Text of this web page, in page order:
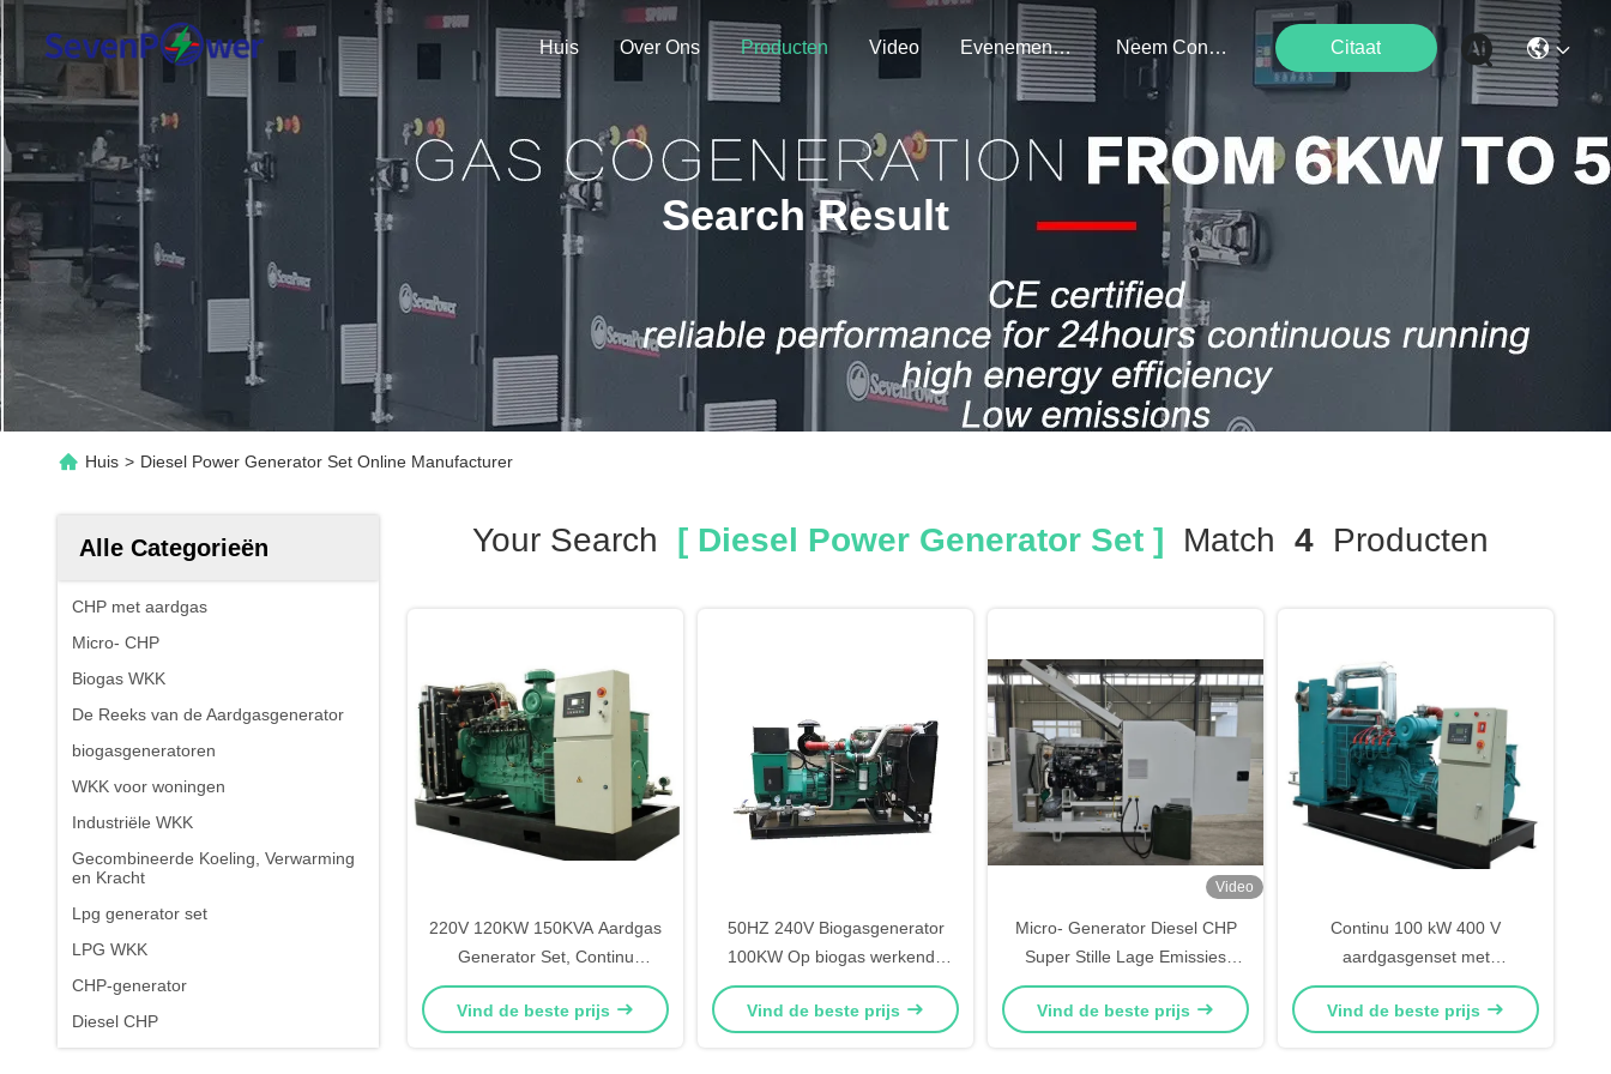
Huis Over Ons Producten Video Evenementen Neem Contact Met Ons Op Citaat
Search Result
Huis > Diesel Power Generator Set Online Manufacturer
Alle Categorieën
CHP met aardgas
Micro- CHP
Biogas WKK
De Reeks van de Aardgasgenerator
biogasgeneratoren
WKK voor woningen
Industriële WKK
Gecombineerde Koeling, Verwarming
en Kracht
Lpg generator set
LPG WKK
CHP-generator
Diesel CHP
Your Search [ Diesel Power Generator Set ] Match 4 Producten
220V 120KW 150KVA Aardgas
Generator Set, Continu
Vermogen Aardgas Generator
Vind de beste prijs
50HZ 240V Biogasgenerator
100KW Op biogas werkende
generator Open type
Afstandsbediening
Vind de beste prijs
Video
Micro- Generator Diesel CHP
Super Stille Lage Emissies
20KW 25KVA
Vind de beste prijs
Continu 100 kW 400 V
aardgasgenset met
waterkoeling omgezet in
CUMMINS-motor
Vind de beste prijs